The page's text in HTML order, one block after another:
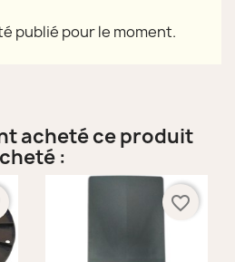
publié pour le moment.
acheté ce produit
:
favorite_border